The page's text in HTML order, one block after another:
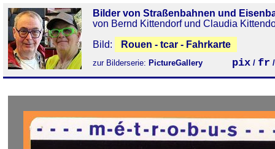
Bilder von Straßenbahnen und
von Bernd Kittendorf und Claudia
Bild:
Rouen - tcar - Fahrkarte
zur Bilderserie: PictureGallery pix / fr